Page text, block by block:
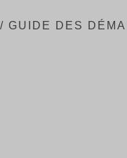
/ GUIDE DES